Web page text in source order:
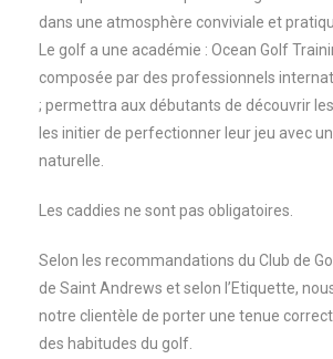
dans une atmosphère conviviale et
Le golf a une académie : Ocean Golf
composée par des professionnels
; permettra aux débutants de découvrir
les initier de perfectionner leur jeu avec
naturelle.
Les caddies ne sont pas obligatoires.
Selon les recommandations du Club de
de Saint Andrews et selon l’Etiquette,
notre clientèle de porter une tenue
des habitudes du golf.